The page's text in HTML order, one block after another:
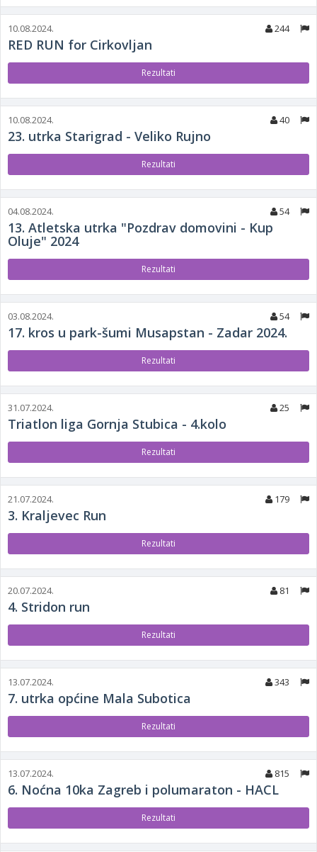
10.08.2024. 244
RED RUN for Cirkovljan
Rezultati
10.08.2024. 40
23. utrka Starigrad - Veliko Rujno
Rezultati
04.08.2024. 54
13. Atletska utrka "Pozdrav domovini - Kup
Oluje" 2024
Rezultati
03.08.2024. 54
17. kros u park-šumi Musapstan - Zadar 2024.
Rezultati
31.07.2024. 25
Triatlon liga Gornja Stubica - 4.kolo
Rezultati
21.07.2024. 179
3. Kraljevec Run
Rezultati
20.07.2024. 81
4. Stridon run
Rezultati
13.07.2024. 343
7. utrka općine Mala Subotica
Rezultati
13.07.2024. 815
6. Noćna 10ka Zagreb i polumaraton - HACL
Rezultati